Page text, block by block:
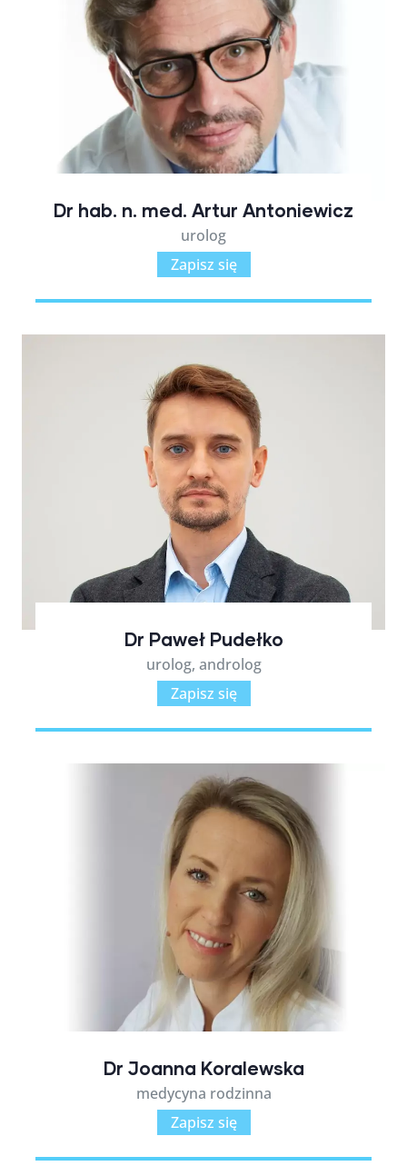
Dr hab. n. med. Artur Antoniewicz
urolog
Zapisz się
Dr Paweł Pudełko
urolog, androlog
Zapisz się
Dr Joanna Koralewska
medycyna rodzinna
Zapisz się